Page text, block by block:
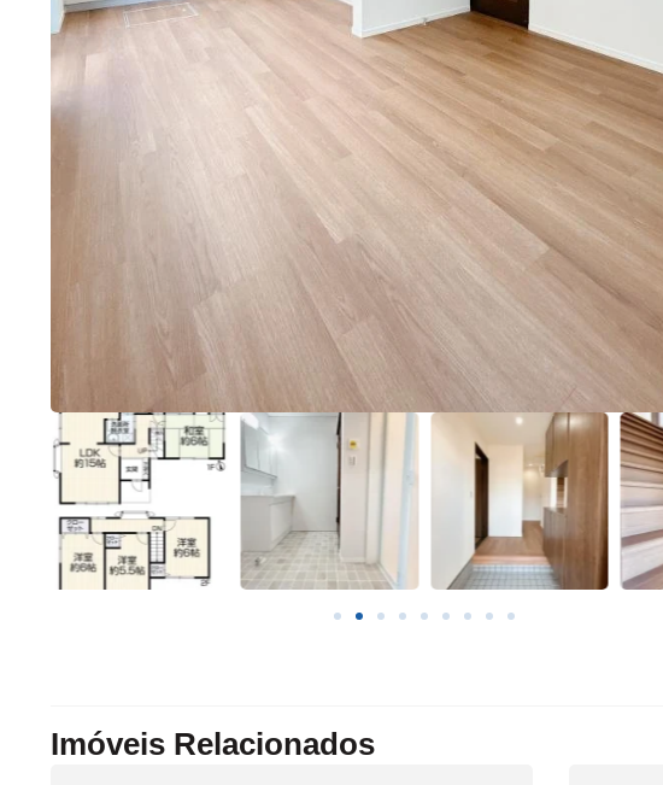
Imóveis Relacionados